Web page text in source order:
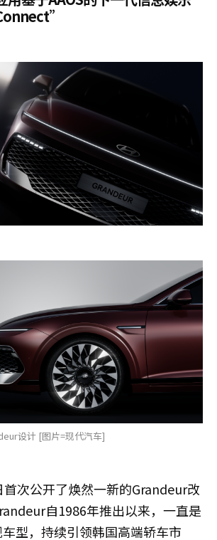
设计 [图片=现代汽车]
次公开了焕然一新的Grandeur改
自1986年推出以来，一直是
型，持续引领韩国高端轿车市